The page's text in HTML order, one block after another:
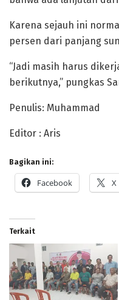
Karena sejauh ini
persen dari panjang
“Jadi masih harus
berikutnya,” pungkas
Penulis: Muhammad
Editor : Aris
Bagikan ini:
Facebook X
Terkait